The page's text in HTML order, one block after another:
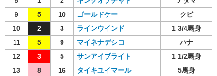
9
5 10 ゴールドケー
クビ
10
2 3 ラインウインド
1 3/4馬身
11
5 9 マイネナデシコ
ハナ
12
3 5 サンアイブライト
1 1/2馬身
13
8 16 タイキユイマール
5馬身